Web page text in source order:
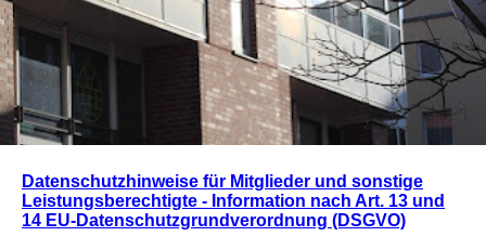
Datenschutzhinweise für Mitglieder und sonstige
Leistungsberechtigte - Information nach Art. 13 und
14 EU-Datenschutzgrundverordnung (DSGVO)